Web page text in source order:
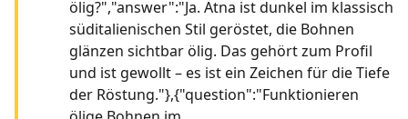
ölig?","answer":"Ja. Ätna ist dunkel im klassisch
süditalienischen Stil geröstet, die Bohnen
glänzen sichtbar ölig. Das gehört zum Profil
und ist gewollt – es ist ein Zeichen für die Tiefe
der Röstung."},{"question":"Funktionieren